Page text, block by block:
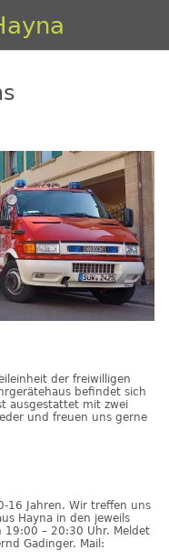
der freiwilligen
befindet sich
ausgestattet mit zwei
und freuen uns gerne
16 Jahren. Wir treffen uns
Hayna in den jeweils
19:00 – 20:30 Uhr. Meldet
Gadinger. Mail: